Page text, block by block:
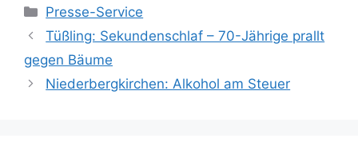
Kategorien
Presse-Service
Tüßling: Sekundenschlaf – 70-Jährige prallt
gegen Bäume
Niederbergkirchen: Alkohol am Steuer